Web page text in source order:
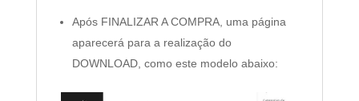
Após FINALIZAR A COMPRA, uma página
aparecerá para a realização do
DOWNLOAD, como este modelo abaixo: